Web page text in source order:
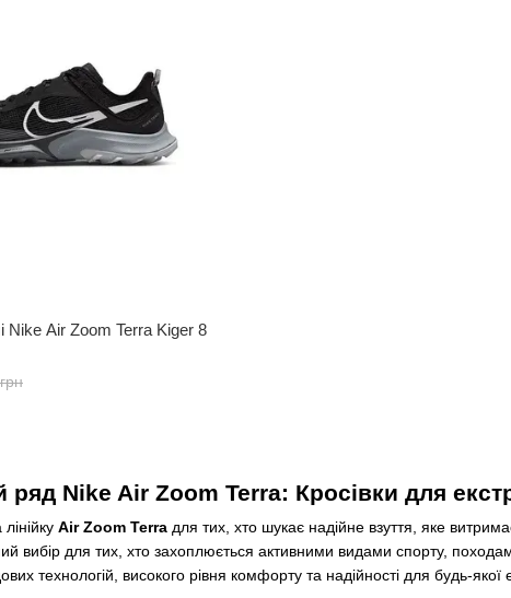
Nike Air Zoom Terra: Кросівки для
Air Zoom Terra для тих, хто шукає надійне взуття, яке
вибір для тих, хто захоплюється активними видами спорту,
технологій, високого рівня комфорту та надійності для будь-якої
Nike Air Zoom Terra Kiger 8